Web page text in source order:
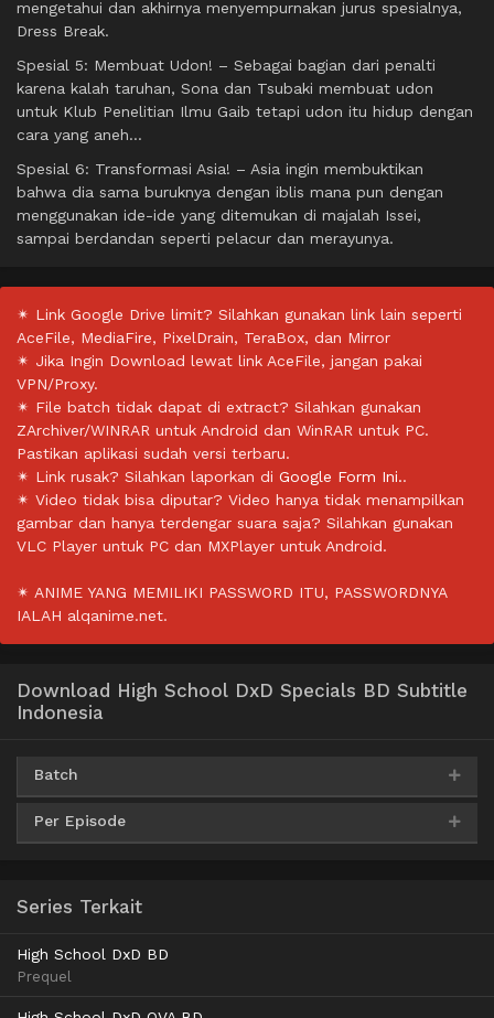
mengetahui dan akhirnya menyempurnakan jurus spesialnya,
Dress Break.
Spesial 5: Membuat Udon! – Sebagai bagian dari penalti
karena kalah taruhan, Sona dan Tsubaki membuat udon
untuk Klub Penelitian Ilmu Gaib tetapi udon itu hidup dengan
cara yang aneh…
Spesial 6: Transformasi Asia! – Asia ingin membuktikan
bahwa dia sama buruknya dengan iblis mana pun dengan
menggunakan ide-ide yang ditemukan di majalah Issei,
sampai berdandan seperti pelacur dan merayunya.
✴ Link Google Drive limit? Silahkan gunakan link lain seperti
AceFile, MediaFire, PixelDrain, TeraBox, dan Mirror
✴ Jika Ingin Download lewat link AceFile, jangan pakai
VPN/Proxy.
✴ File batch tidak dapat di extract? Silahkan gunakan
ZArchiver/WINRAR untuk Android dan WinRAR untuk PC.
Pastikan aplikasi sudah versi terbaru.
✴ Link rusak? Silahkan laporkan di Google Form Ini..
✴ Video tidak bisa diputar? Video hanya tidak menampilkan
gambar dan hanya terdengar suara saja? Silahkan gunakan
VLC Player untuk PC dan MXPlayer untuk Android.
✴ ANIME YANG MEMILIKI PASSWORD ITU, PASSWORDNYA
IALAH alqanime.net.
Download High School DxD Specials BD Subtitle
Indonesia
Batch
360p
AceFile
480p
Per Episode
Series Terkait
High School DxD BD
Prequel